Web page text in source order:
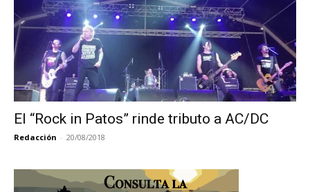
El “Rock in Patos” rinde tributo a AC/DC
Redacción - 20/08/2018